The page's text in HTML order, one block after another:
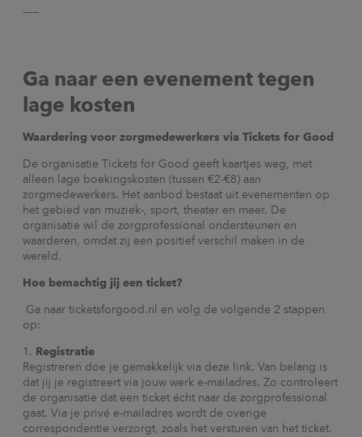
-----
Ga naar een evenement tegen
lage kosten
Waardering voor zorgmedewerkers via Tickets for Good
De organisatie Tickets for Good geeft kaartjes weg, met
alleen lage boekingskosten (tussen €2-€8) aan
zorgmedewerkers. Het aanbod bestaat uit evenementen op
het gebied van muziek-, sport, theater en meer. De
organisatie wil de zorgprofessional ondersteunen en
waarderen, omdat zij een positief verschil maken in de
wereld.
Hoe bemachtig jij een ticket?
Ga naar ticketsforgood.nl en volg de volgende 2 stappen
op:
Registratie
Registreren doe je gemakkelijk via deze link. Van belang is
dat jij je registreert via jouw werk e-mailadres. Zo controleert
de organisatie dat een ticket écht naar de zorgprofessional
gaat. Via je privé e-mailadres wordt de overige
correspondentie verzorgt, zoals het versturen van het ticket.